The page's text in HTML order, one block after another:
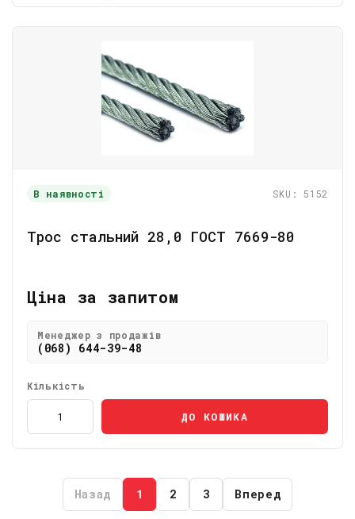
В наявності SKU: 5152
Трос стальний 28,0 ГОСТ 7669-80
Ціна за запитом
Менеджер з продажів
(068) 644-39-48
Кількість
ДО КОШИКА
Назад 1 2 3 Вперед